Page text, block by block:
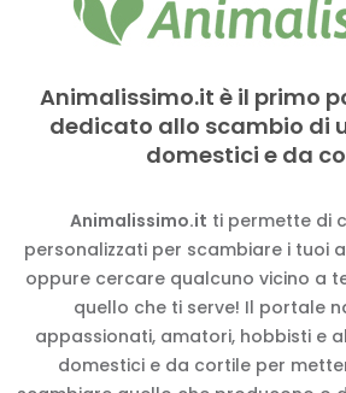
Animalissimo.it è il primo
dedicato allo scambio di
domestici e da
Animalissimo.it ti permette di
personalizzati per scambiare i tuoi
oppure cercare qualcuno vicino a
quello che ti serve! Il portale
appassionati, amatori, hobbisti e
domestici e da cortile per